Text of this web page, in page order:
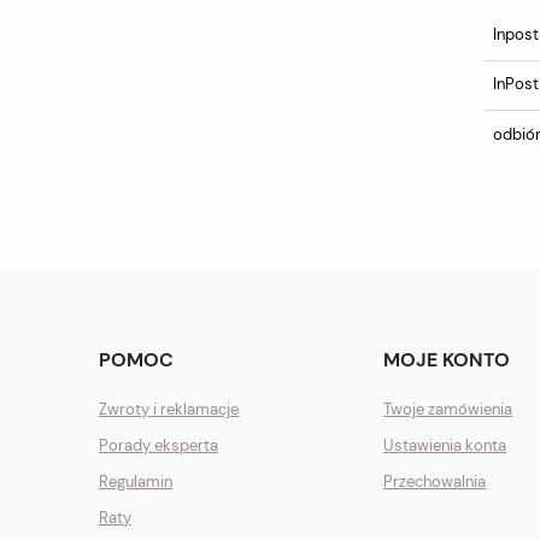
POMOC
Zwroty i reklamacje
Porady eksperta
Regulamin
Raty
MOJE KONTO
Twoje zamówienia
Ustawienia konta
Przechowalnia